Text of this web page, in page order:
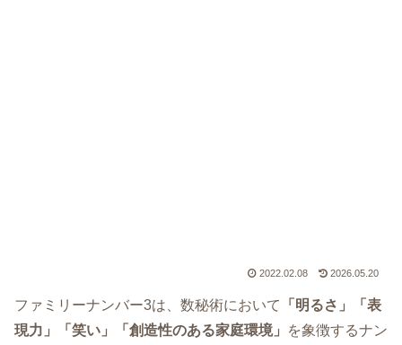
2022.02.08 2026.05.20
ファミリーナンバー3は、数秘術において
「明るさ」「表
現力」「笑い」「創造性のある家庭環境」
を象徴するナン